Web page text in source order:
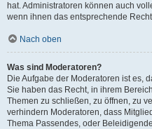
hat. Administratoren können auch
wenn ihnen das entsprechende
Nach oben
Was sind Moderatoren?
Die Aufgabe der Moderatoren ist es,
Sie haben das Recht, in ihrem
Themen zu schließen, zu öffnen, zu
verhindern Moderatoren, dass
Thema Passendes, oder